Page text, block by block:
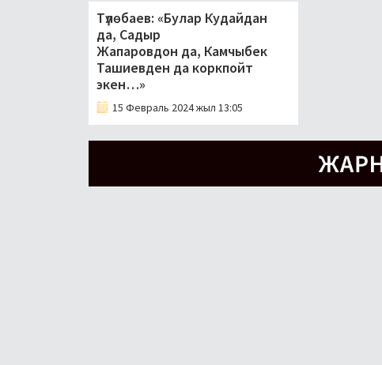
Түлөбаев: «Булар Кудайдан
да, Садыр
Жапаровдон да, Камчыбек
Ташиевден да коркпойт
экен…»
15 Февраль 2024 жыл 13:05